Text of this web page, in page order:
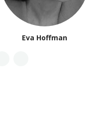
Eva Hoffman